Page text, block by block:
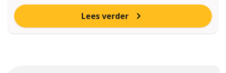
Lees verder